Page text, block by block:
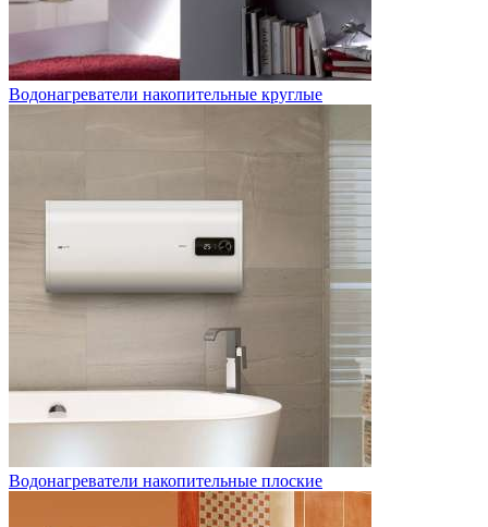
Водонагреватели накопительные круглые
Водонагреватели накопительные плоские